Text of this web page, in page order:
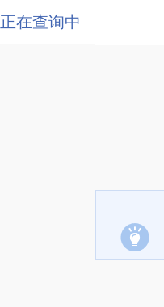
正在查询中